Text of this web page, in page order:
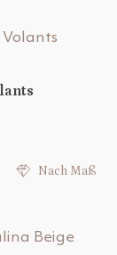
Nach Maß